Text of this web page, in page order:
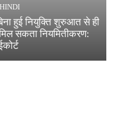
हुई नियुक्ति शुरुआत से ही
सकता नियमितीकरण: